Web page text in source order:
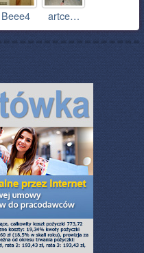
Beee4 artce…